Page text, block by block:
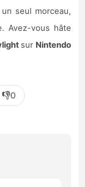
seul morceau,
Avez-vous hâte
sur Nintendo
👎0